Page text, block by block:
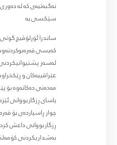
نەگبەتیەی کە لە
سێکسی یە
کەیسی
لەسەر
عێراقییەکان و
مەدەنی دەکاتەوە بۆ
یاسای ڕزگاربووانی
چوار ڕاسپاردەی بۆ